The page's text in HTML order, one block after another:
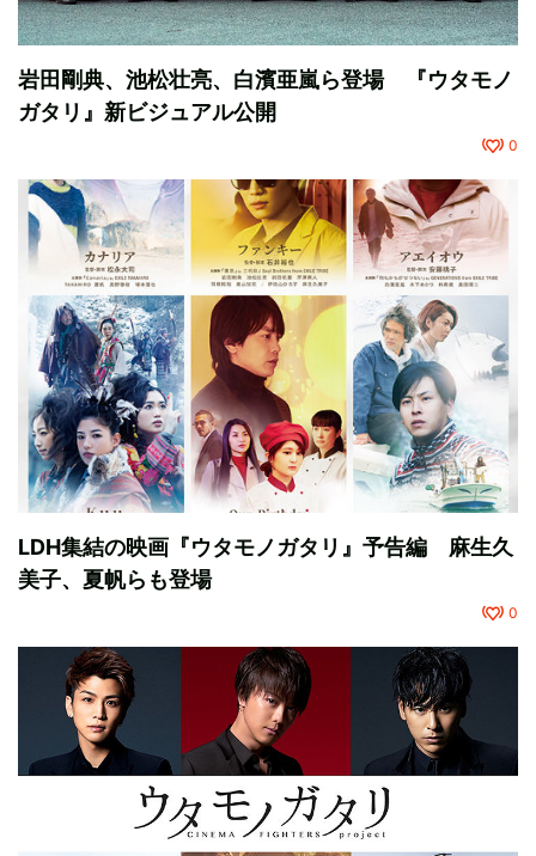
岩田剛典、池松壮亮、白濱亜嵐ら登場 『ウタモノ
ガタリ』新ビジュアル公開
0
LDH集結の映画『ウタモノガタリ』予告編 麻生久
美子、夏帆らも登場
0